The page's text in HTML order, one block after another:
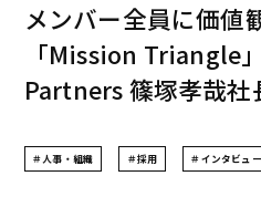
メンバー全員に価値
「Mission
Partners 篠塚孝哉社
＃人事・組織 ＃採用 ＃インタビュー